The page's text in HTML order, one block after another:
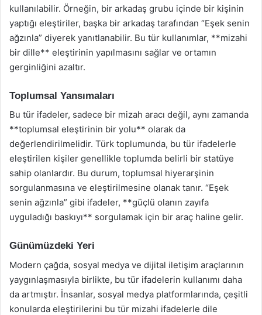
kullanılabilir. Örneğin, bir arkadaş grubu içinde bir kişinin
yaptığı eleştiriler, başka bir arkadaş tarafından “Eşek senin
ağzınla” diyerek yanıtlanabilir. Bu tür kullanımlar, **mizahi
bir dille** eleştirinin yapılmasını sağlar ve ortamın
gerginliğini azaltır.
Toplumsal Yansımaları
Bu tür ifadeler, sadece bir mizah aracı değil, aynı zamanda
**toplumsal eleştirinin bir yolu** olarak da
değerlendirilmelidir. Türk toplumunda, bu tür ifadelerle
eleştirilen kişiler genellikle toplumda belirli bir statüye
sahip olanlardır. Bu durum, toplumsal hiyerarşinin
sorgulanmasına ve eleştirilmesine olanak tanır. “Eşek
senin ağzınla” gibi ifadeler, **güçlü olanın zayıfa
uyguladığı baskıyı** sorgulamak için bir araç haline gelir.
Günümüzdeki Yeri
Modern çağda, sosyal medya ve dijital iletişim araçlarının
yaygınlaşmasıyla birlikte, bu tür ifadelerin kullanımı daha
da artmıştır. İnsanlar, sosyal medya platformlarında, çeşitli
konularda eleştirilerini bu tür mizahi ifadelerle dile